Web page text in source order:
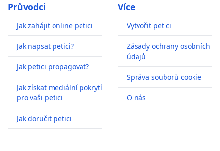
Průvodci
Jak zahájit online petici
Jak napsat petici?
Jak petici propagovat?
Jak získat mediální pokrytí
pro vaši petici
Jak doručit petici
Více
Vytvořit petici
Zásady ochrany osobních
údajů
Správa souborů cookie
O nás